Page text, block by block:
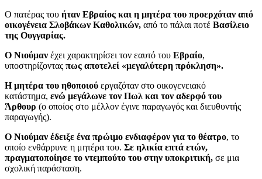
Ο πατέρας του ήταν Εβραίος και η μητέρα του προερχόταν από
οικογένεια Σλοβάκων Καθολικών, από το πάλαι ποτέ Βασίλειο
της Ουγγαρίας.
Ο Νιούμαν έχει χαρακτηρίσει τον εαυτό του Εβραίο,
υποστηρίζοντας πως αποτελεί «μεγαλύτερη πρόκληση».
Η μητέρα του ηθοποιού εργαζόταν στο οικογενειακό
κατάστημα, ενώ μεγάλωνε τον Πωλ και τον αδερφό του
Άρθουρ (ο οποίος στο μέλλον έγινε παραγωγός και διευθυντής
παραγωγής).
Ο Νιούμαν έδειξε ένα πρώιμο ενδιαφέρον για το θέατρο, το
οποίο ενθάρρυνε η μητέρα του. Σε ηλικία επτά ετών,
πραγματοποίησε το ντεμπούτο του στην υποκριτική, σε μια
σχολική παράσταση.